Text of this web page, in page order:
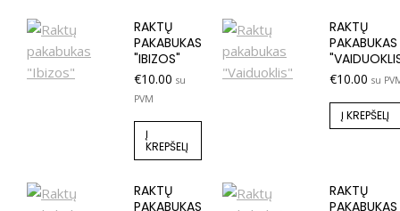
RAKTŲ
PAKABUKAS
"IBIZOS"
€10.00 su
PVM
Į
KREPŠELĮ
RAKTŲ
PAKABUKAS
€10.00 su
Į KREPŠELĮ
RAKTŲ
PAKABUKAS
RAKTŲ
PAKABUKAS